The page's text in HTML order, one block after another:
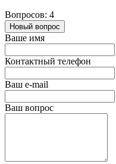
Вопросов: 4
Новый вопрос
Ваше имя
Контактный телефон
Ваш e-mail
Ваш вопрос